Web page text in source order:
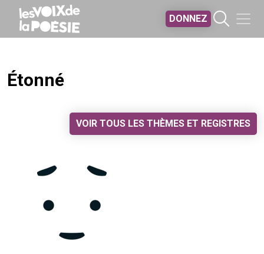
DONNEZ
Étonné
VOIR TOUS LES THÈMES ET REGISTRES